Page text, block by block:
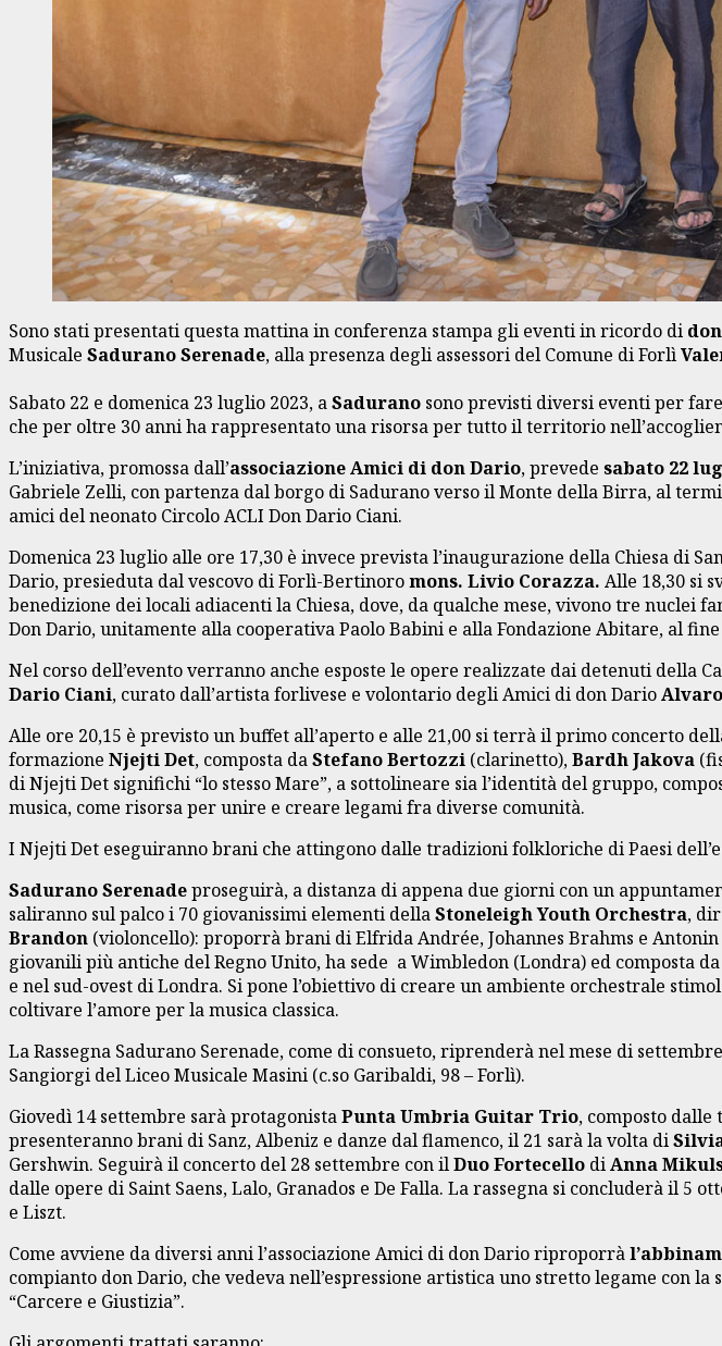
Sono stati presentati questa mattina in conferenza stampa gli eventi in ricordo di
Musicale Sadurano Serenade, alla presenza degli assessori del Comune di Forlì
Sabato 22 e domenica 23 luglio 2023, aSadurano sono previsti diversi eventi per
che per oltre 30 anni ha rappresentato una risorsa per tutto il territorio
L’iniziativa, promossa dall’associazione Amici di don Dario, prevede sabato 22
Gabriele Zelli, con partenza dal borgo di Sadurano verso il Monte della Birra, al
amici del neonato Circolo ACLI Don Dario Ciani.
Domenica 23 luglio alle ore 17,30 è invece prevista l’inaugurazione della Chiesa di
Dario, presieduta dal vescovo di Forlì-Bertinoromons. Livio Corazza. Alle 18,30 si
benedizione dei locali adiacenti la Chiesa, dove, da qualche mese, vivono tre nuclei
Don Dario, unitamente alla cooperativa Paolo Babini e alla Fondazione Abitare, al
Nel corso dell’evento verranno anche esposte le opere realizzate dai detenuti della
Dario Ciani, curato dall’artista forlivese e volontario degli Amici di don Dario
Alle ore 20,15 è previsto un buffet all’aperto e alle 21,00 si terrà il primo concerto
formazione Njejti Det, composta daStefano Bertozzi (clarinetto),Bardh Jakova
di Njejti Det significhi “lo stesso Mare”, a sottolineare sia l’identità del gruppo,
musica, come risorsa per unire e creare legami fra diverse comunità.
I Njejti Det eseguiranno brani che attingono dalle tradizioni folkloriche di Paesi
Sadurano Serenadeproseguirà, a distanza di appena due giorni con un
saliranno sul palco i 70 giovanissimi elementi dellaStoneleigh Youth Orchestra,
Brandon (violoncello): proporrà brani di Elfrida Andrée, Johannes Brahms e
giovanili più antiche del Regno Unito, ha sede a Wimbledon (Londra) ed composta
e nel sud-ovest di Londra. Si pone l’obiettivo di creare un ambiente orchestrale
coltivare l’amore per la musica classica.
La Rassegna Sadurano Serenade, come di consueto, riprenderà nel mese di
Sangiorgi del Liceo Musicale Masini (c.so Garibaldi, 98 – Forlì).
Giovedì 14 settembre sarà protagonistaPunta Umbria Guitar Trio, composto
presenteranno brani di Sanz, Albeniz e danze dal flamenco, il 21 sarà la volta di
Gershwin. Seguirà il concerto del 28 settembre con ilDuo Fortecello diAnna
dalle opere di Saint Saens, Lalo, Granados e De Falla. La rassegna si concluderà il 5
e Liszt.
Come avviene da diversi anni l’associazione Amici di don Dario riproporrà
compianto don Dario, che vedeva nell’espressione artistica uno stretto legame con
“Carcere e Giustizia”.